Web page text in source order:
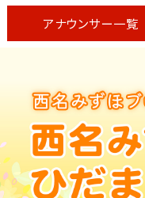
アナウンサー一覧